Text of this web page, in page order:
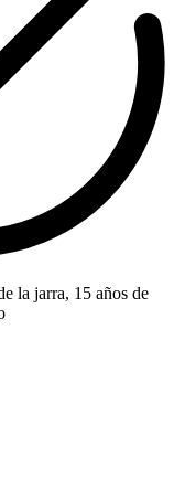
la jarra, 15 años de